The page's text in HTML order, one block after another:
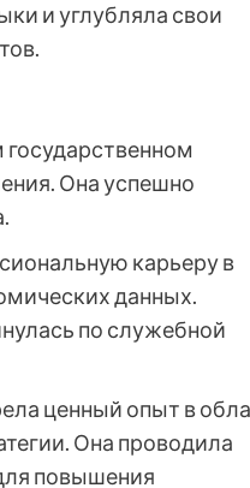
и углубляла свои
Она успешно
карьеру в
данных.
по служебной
ценный опыт в
Она проводила
повышения